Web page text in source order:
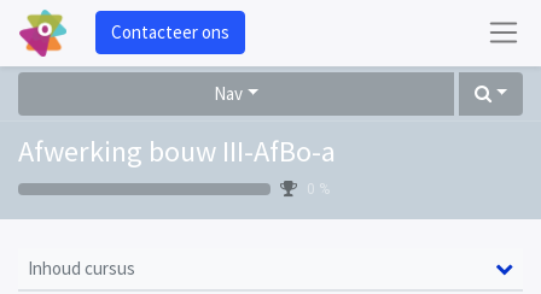
Contacteer ons
Nav
Afwerking bouw III-AfBo-a
0 %
Inhoud cursus